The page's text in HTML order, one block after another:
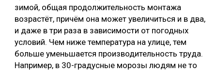
зимой, общая продолжительность монтажа
возрастёт, причём она может увеличиться и в два,
и даже в три раза в зависимости от погодных
условий. Чем ниже температура на улице, тем
больше уменьшается производительность труда.
Например, в 30-градусные морозы людям не то